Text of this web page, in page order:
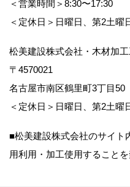
＜営業時間＞8:30〜17:30
＜定休日＞日曜日、第2土曜
松美建設株式会社・木材加
〒4570021
名古屋市南区鶴里町3丁目50
＜定休日＞日曜日、第2土曜
■松美建設株式会社のサイト
用利用・加工使用することを